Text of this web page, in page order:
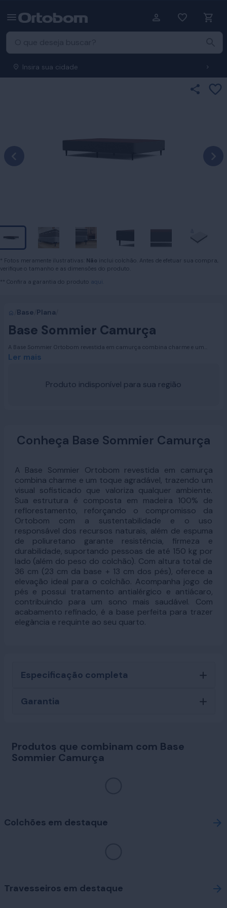
Insira sua cidade
* Fotos meramente ilustrativas: Não inclui colchão. Antes de efetuar sua compra,
verifique o tamanho e as dimensões do produto.
** Confira a garantia do produto aqui.
Base Plana
Base Sommier Camurça
A Base Sommier Ortobom revestida em camurça combina charme e um
toque agradável, trazendo um visual sofisticado que valoriza qualquer
resistência, firmeza e durabilidade, suportando pessoas de até 150 kg por
Ler mais
Produto indisponível para sua região
Conheça Base Sommier Camurça
A Base Sommier Ortobom revestida em camurça
combina charme e um toque agradável, trazendo um
visual sofisticado que valoriza qualquer ambiente.
Sua estrutura é composta em madeira 100% de
reflorestamento, reforçando o compromisso da
Ortobom com a sustentabilidade e o uso
responsável dos recursos naturais, além de espuma
de poliuretano garante resistência, firmeza e
durabilidade, suportando pessoas de até 150 kg por
lado (além do peso do colchão). Com altura total de
36 cm (23 cm da base + 13 cm dos pés), oferece a
elevação ideal para o colchão. Acompanha jogo de
pés e possui tratamento antialérgico e antiácaro,
contribuindo para um sono mais saudável. Com
acabamento refinado, é a base perfeita para trazer
elegância e requinte ao seu quarto.
Especificação completa
Garantia
Produtos que combinam com Base
Sommier Camurça
Colchões em destaque
Travesseiros em destaque